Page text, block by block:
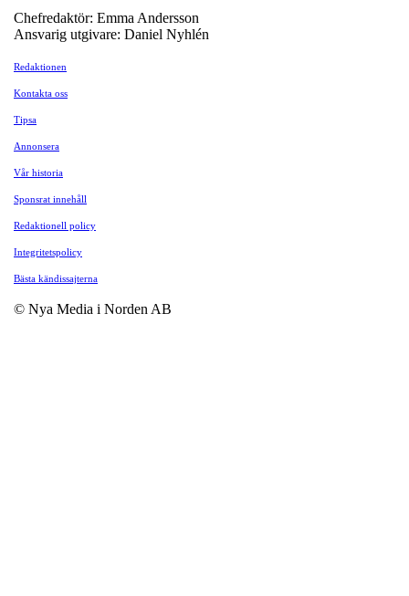
Chefredaktör: Emma Andersson
Ansvarig utgivare: Daniel Nyhlén
Redaktionen
Kontakta oss
Tipsa
Annonsera
Vår historia
Sponsrat innehåll
Redaktionell policy
Integritetspolicy
Bästa kändissajterna
© Nya Media i Norden AB